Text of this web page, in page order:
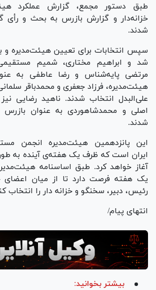
طبق دستور مجمع، گزارش عملکرد
خزانه‌دار و گزارش بازرس به بحث و
شدند.
سپس انتخابات برای تعیین هیئت‌مدیره و
شد و ابراهیم مختاری، شمیم
مرتضی پایه‌شناس و رضا عاطفی به
هیئت‌مدیره، فرزاد جعفری و محمدباقر
علی‌البدل انتخاب شدند. ناهید رضایی
اصلی و محمدشاهوردی به عنوان بازرس
شدند.
این پانزدهمین هیئت‌مدیره انجمن
ایران است که ظرف یک هفته‌ی آینده به
آغاز خواهد کرد. طبق اساسنامه
یک هفته فرصت دارد تا از میان اعضای
رئیس، دبیر، سخنگو و خزانه دار را انتخاب
انتهای پیام/
بیشتر بخوانید: